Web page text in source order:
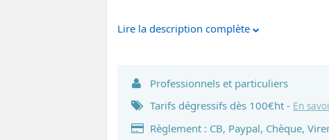
Lire la description complète
Professionnels et particuliers
Tarifs dégressifs dès 100€ht - En
Règlement : CB, Paypal, Chèque,